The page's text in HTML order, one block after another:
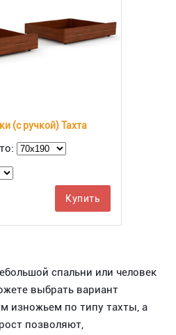
(с ручкой) Тахта
Купить
спальни или человек
выбрать вариант
изножьем по типу тахты, а
позволяют,